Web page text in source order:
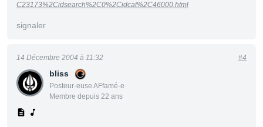
C23173%2Cidsearch%2C0%2Cidcat%2C46000.html
signaler
bliss
Posteur·euse AFfamé·e
Membre depuis 22 ans
14 Décembre 2004 à 11:32 #4